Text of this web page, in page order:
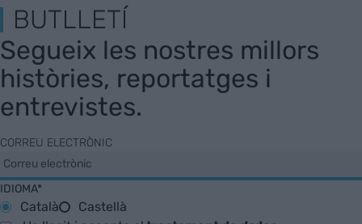
BUTLLETÍ
Segueix les nostres millors
històries, reportatges i
entrevistes.
CORREU ELECTRÒNIC
IDIOMA*
Català
Castellà